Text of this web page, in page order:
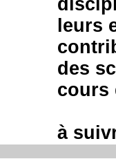
leurs
des
cours
à